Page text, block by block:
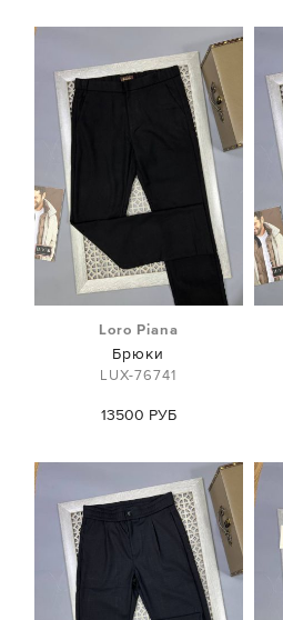
Loro Piana
Брюки
LUX-76741
13500 РУБ